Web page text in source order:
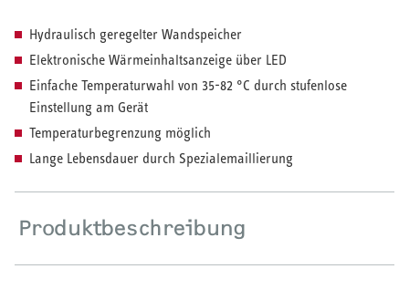
Wärmepumpe
Puffer- und Trinkwarmwasserspeicher
Hydraulisch geregelter Wandspeicher
Elektronische Wärmeinhaltsanzeige über LED
Einfache Temperaturwahl von 35-82 °C durch stufenlose
Einstellung am Gerät
Temperaturbegrenzung möglich
Lange Lebensdauer durch Spezialemaillierung
Produktbeschreibung